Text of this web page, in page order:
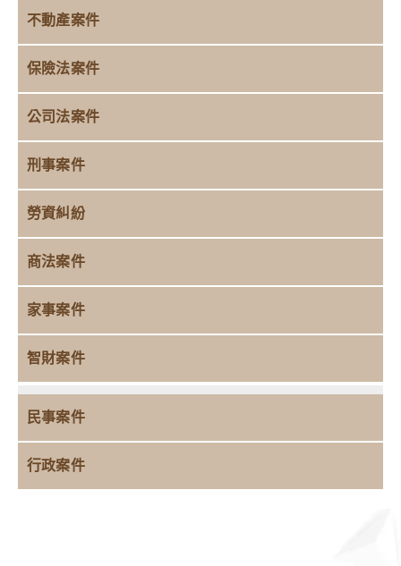
不動產案件
保險法案件
公司法案件
刑事案件
勞資糾紛
商法案件
家事案件
智財案件
民事案件
行政案件